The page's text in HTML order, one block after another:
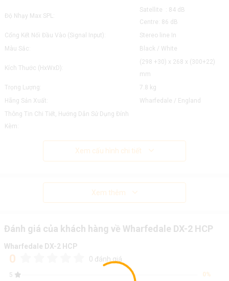
Độ Nhạy Max SPL:
Satellite : 84 dB
Centre: 86 dB
Cổng Kết Nối Đầu Vào (Signal Input):
Stereo line In
Màu Sắc:
Black / White
Kích Thước (HxWxD):
(298 +30) x 268 x (300+22)
mm
Trọng Lượng:
7.8 kg
Hãng Sản Xuất:
Wharfedale / England
Thông Tin Chi Tiết, Hướng Dẫn Sử Dụng Đính
Kèm:
Xem cấu hình chi tiết
Xem thêm
Đánh giá của khách hàng về Wharfedale DX-2 HCP
Wharfedale DX-2 HCP
0 0 đánh giá
5
0%